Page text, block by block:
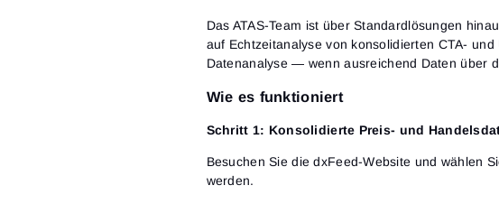
Das ATAS-Team ist über Standardlösungen
auf Echtzeitanalyse von konsolidierten CTA- und
Datenanalyse — wenn ausreichend Daten über
Wie es funktioniert
Schritt 1: Konsolidierte Preis- und
Besuchen Sie die dxFeed-Website und wählen
werden.